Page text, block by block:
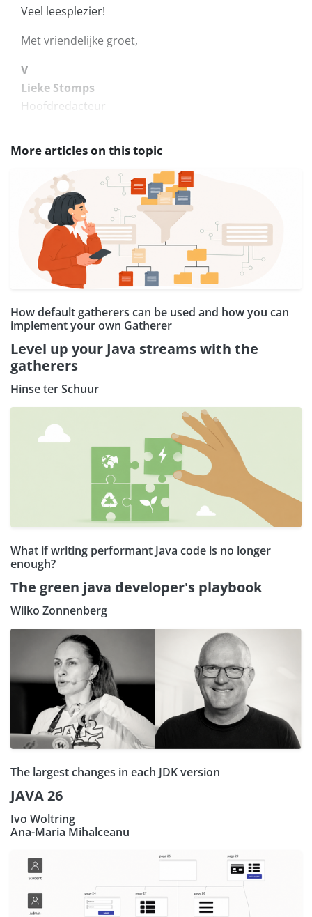
Veel leesplezier!
Met vriendelijke groet,
V
Lieke Stomps
Hoofdredacteur
More articles on this topic
How default gatherers can be used and how you can
implement your own Gatherer
Level up your Java streams with the
gatherers
Hinse ter Schuur
What if writing performant Java code is no longer
enough?
The green java developer's playbook
Wilko Zonnenberg
The largest changes in each JDK version
JAVA 26
Ivo Woltring
Ana-Maria Mihalceanu